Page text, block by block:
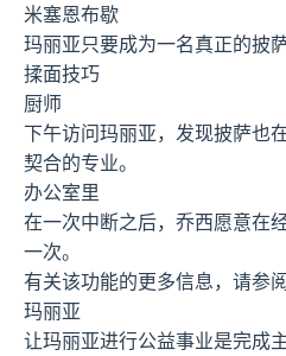
米塞恩布歇
玛丽亚只要成为一名真正的披
揉面技巧
厨师
下午访问玛丽亚，发现披萨也
契合的专业。
办公室里
在一次中断之后，乔西愿意在
一次。
有关该功能的更多信息，请参
玛丽亚
让玛丽亚进行公益事业是完成